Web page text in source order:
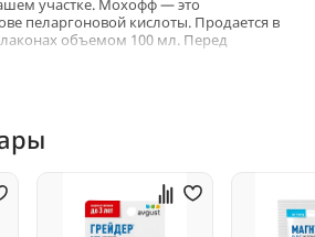
участке. Мохофф — это
пеларгоновой кислоты. Продается в
объемом 100 мл. Перед
Раствором обрабатывают участки
растения, на которые попал
обработку нужно проводить
участках нужно досеивать. 3 литра
на 1 сотку пораженных мхом и